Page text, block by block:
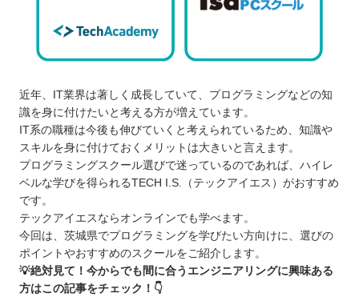
近年、IT業界は著しく成長していて、プログラミングなどの知
識を身に付けたいと考える方が増えています。
IT系の職種は今後も伸びていくと考えられているため、知識や
スキルを身に付けておくメリットは大きいと言えます。
プログラミングスクール選びで迷っているのであれば、ハイレ
ベルな学びを得られるTECH I.S.（テックアイエス）がおすすめ
です。
テックアイエスならオンラインでも学べます。
今回は、茨城県でプログラミングを学びたい方向けに、選びの
ポイントやおすすめのスクールをご紹介します。
💡絶対見て！今からでも間に合うエンジニアリングに興味ある
方はこの記事をチェック！👇